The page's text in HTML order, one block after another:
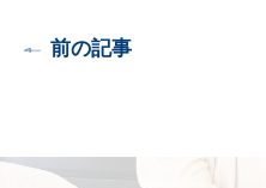
前の記事